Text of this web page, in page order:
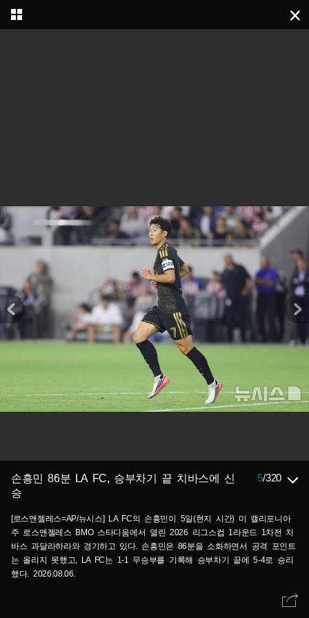
손흥민 86분 LA FC, 승부차기 끝 치바스에 신
승
5/320
[로스앤젤레스=AP/뉴시스] LA FC의 손흥민이 5일(현지 시간) 미 캘리포니아
주 로스앤젤레스 BMO 스타디움에서 열린 2026 리그스컵 1라운드 1차전 치
바스 과달라하라와 경기하고 있다. 손흥민은 86분을 소화하면서 공격 포인트
는 올리지 못했고, LA FC는 1-1 무승부를 기록해 승부차기 끝에 5-4로 승리
했다. 2026.08.06.